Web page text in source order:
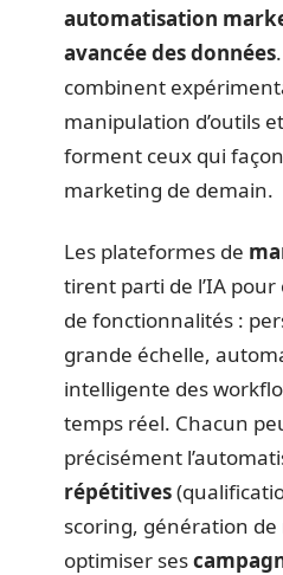
automatisation
avancée des données
combinent
manipulation d’outils
forment ceux qui
marketing de demain.
Les plateformes de
tirent parti de l’IA
de fonctionnalités :
grande échelle,
intelligente des
temps réel. Chacun
précisément
répétitives
scoring, génération
optimiser ses